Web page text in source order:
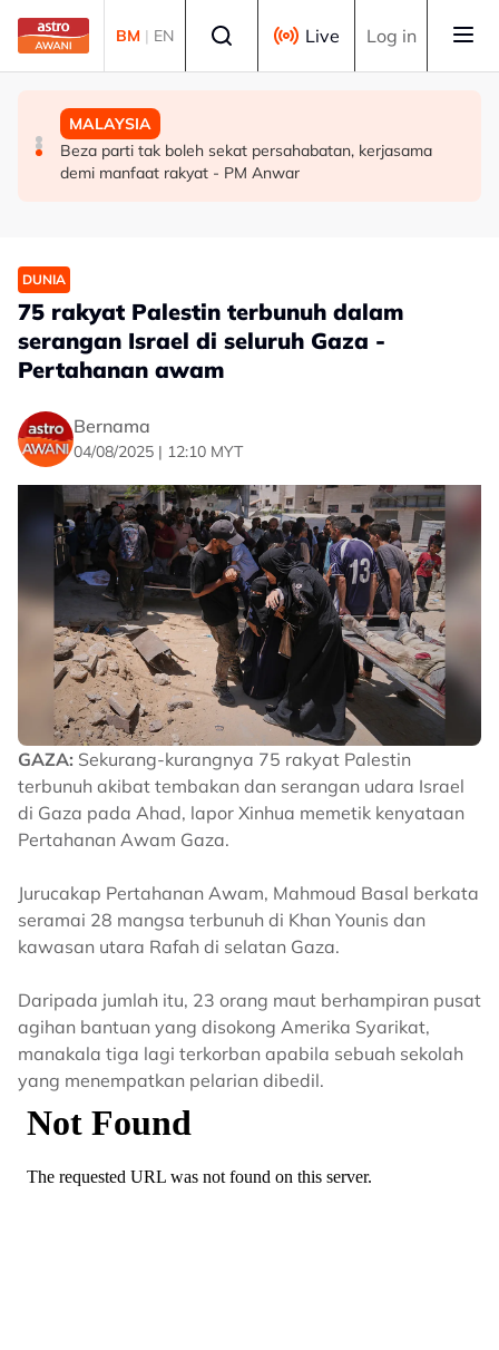
Skip to main content
BM | EN Live Log in
MALAYSIA
Pengacara, ahli perniagaan ditahan bantu siasatan
audio siar sentuh isu sensitiviti agama
DUNIA
PM Thailand arah undang-undang senjata api diperketat
selepas insiden tembakan di sekolah
MALAYSIA
Beza parti tak boleh sekat persahabatan, kerjasama
demi manfaat rakyat - PM Anwar
DUNIA
75 rakyat Palestin terbunuh dalam
serangan Israel di seluruh Gaza -
Pertahanan awam
Bernama
04/08/2025 | 12:10 MYT
GAZA: Sekurang-kurangnya 75 rakyat Palestin
terbunuh akibat tembakan dan serangan udara Israel
di Gaza pada Ahad, lapor Xinhua memetik kenyataan
Pertahanan Awam Gaza.
Jurucakap Pertahanan Awam, Mahmoud Basal berkata
seramai 28 mangsa terbunuh di Khan Younis dan
kawasan utara Rafah di selatan Gaza.
Daripada jumlah itu, 23 orang maut berhampiran pusat
agihan bantuan yang disokong Amerika Syarikat,
manakala tiga lagi terkorban apabila sebuah sekolah
yang menempatkan pelarian dibedil.